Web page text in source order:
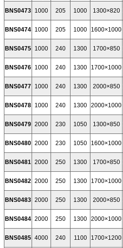
BNS0473 1000 205 1000 1300×820
BNS0474 1000 205 1000 1600×1000
BNS0475 1000 240 1300 1700×850
BNS0476 1000 240 1300 1700×1000
BNS0477 1000 240 1300 2000×850
BNS0478 1000 240 1300 2000×1000
BNS0479 2000 230 1050 1300×850
BNS0480 2000 230 1050 1600×1000
BNS0481 2000 250 1300 1700×850
BNS0482 2000 250 1300 1700×1000
BNS0483 2000 250 1300 2000×850
BNS0484 2000 250 1300 2000×1000
BNS0485 4000 240 1100 1700×1200